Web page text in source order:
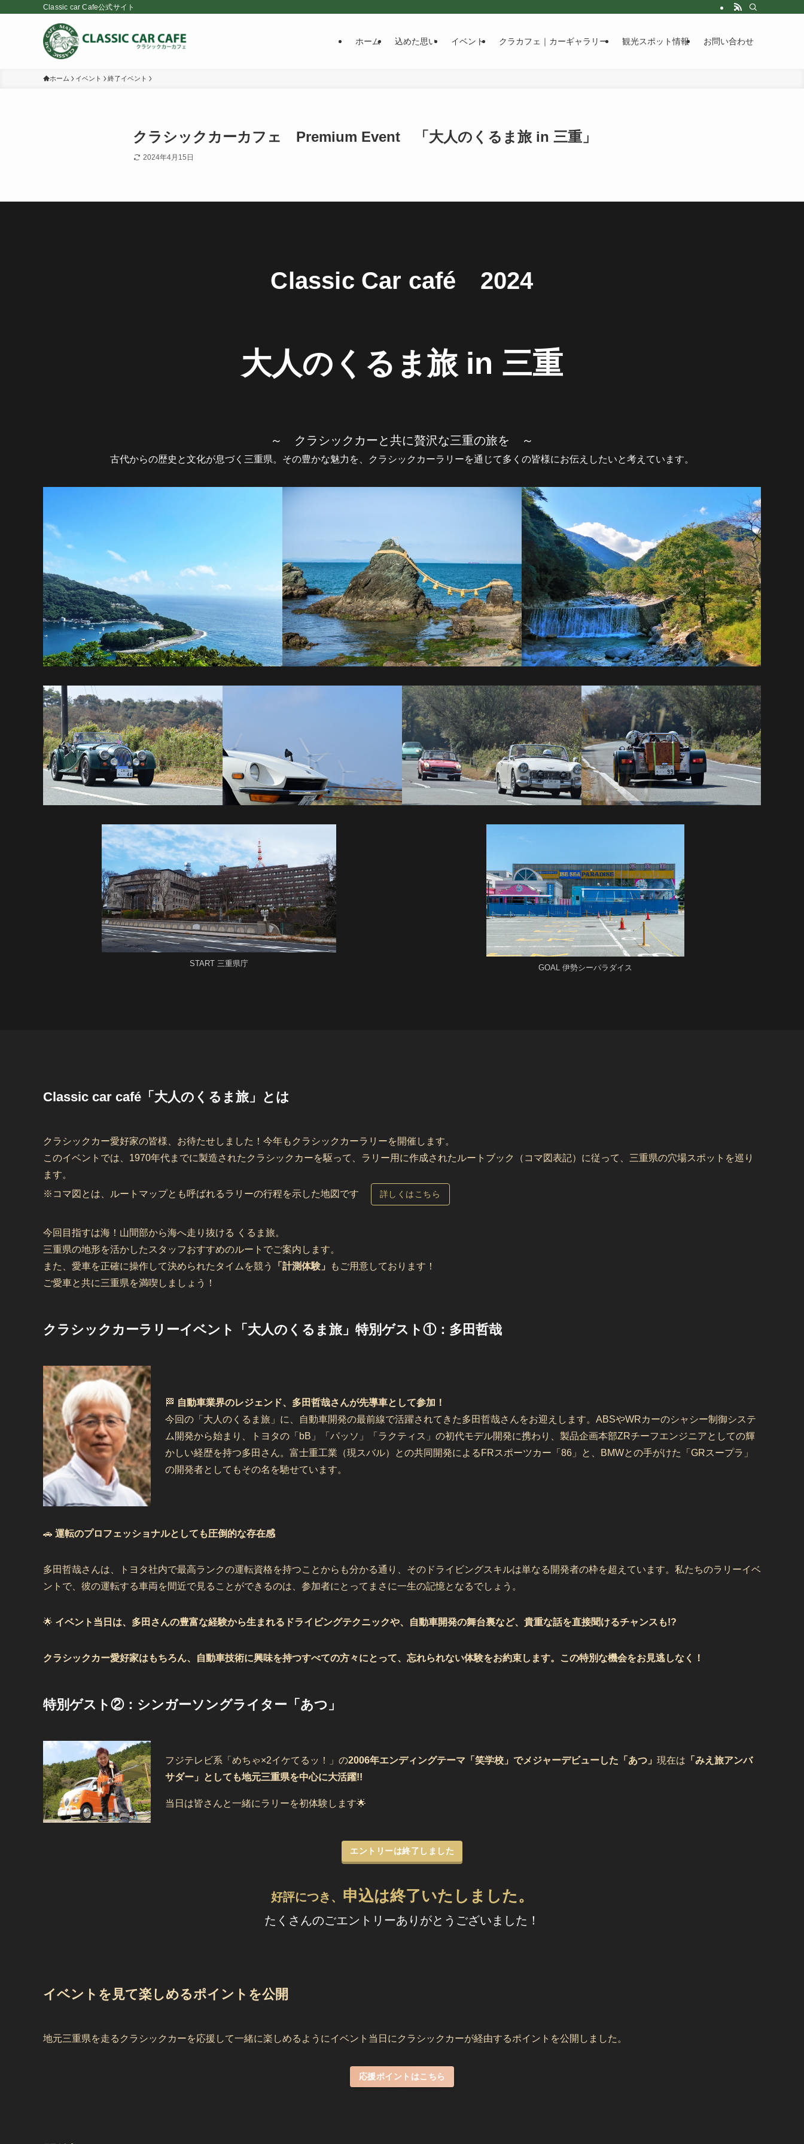
Classic car Cafe公式サイト
ホーム 込めた思い イベント クラカフェ｜カーギャラリー 観光スポット情報 お問い合わせ
ホーム イベント 終了イベント
クラシックカーカフェ Premium Event 「大人のくるま旅 in 三重」
2024年4月15日
Classic Car café 2024
大人のくるま旅 in 三重
～ クラシックカーと共に贅沢な三重の旅を ～
古代からの歴史と文化が息づく三重県。その豊かな魅力を、クラシックカーラリーを通じて多くの皆様にお伝えしたいと考えています。
START 三重県庁 GOAL 伊勢シーパラダイス
Classic car café「大人のくるま旅」とは
クラシックカー愛好家の皆様、お待たせしました！今年もクラシックカーラリーを開催します。
このイベントでは、1970年代までに製造されたクラシックカーを駆って、ラリー用に作成されたルートブック（コマ図表記）に従って、三重県の穴場スポットを巡り
ます。
※コマ図とは、ルートマップとも呼ばれるラリーの行程を示した地図です
詳しくはこちら
今回目指すは海！山間部から海へ走り抜ける くるま旅。
三重県の地形を活かしたスタッフおすすめのルートでご案内します。
また、愛車を正確に操作して決められたタイムを競う
「計測体験」
もご用意しております！
ご愛車と共に三重県を満喫しましょう！
クラシックカーラリーイベント「大人のくるま旅」特別ゲスト①：多田哲哉
🏁 自動車業界のレジェンド、多田哲哉さんが先導車として参加！
今回の「大人のくるま旅」に、自動車開発の最前線で活躍されてきた多田哲哉さんをお迎えします。ABSやWRカーのシャシー制御システ
ム開発から始まり、トヨタの「bB」「パッソ」「ラクティス」の初代モデル開発に携わり、製品企画本部ZRチーフエンジニアとしての輝
かしい経歴を持つ多田さん。富士重工業（現スバル）との共同開発によるFRスポーツカー「86」と、BMWとの手がけた「GRスープラ」
の開発者としてもその名を馳せています。
🚗 運転のプロフェッショナルとしても圧倒的な存在感
多田哲哉さんは、トヨタ社内で最高ランクの運転資格を持つことからも分かる通り、そのドライビングスキルは単なる開発者の枠を超えています。私たちのラリーイベ
ントで、彼の運転する車両を間近で見ることができるのは、参加者にとってまさに一生の記憶となるでしょう。
🌟 イベント当日は、多田さんの豊富な経験から生まれるドライビングテクニックや、自動車開発の舞台裏など、貴重な話を直接聞けるチャンスも!?
クラシックカー愛好家はもちろん、自動車技術に興味を持つすべての方々にとって、忘れられない体験をお約束します。この特別な機会をお見逃しなく！
特別ゲスト②：シンガーソングライター「あつ」
フジテレビ系「めちゃ×2イケてるッ！」の2006年エンディングテーマ「笑学校」でメジャーデビューした「あつ」 現在は 「みえ旅アンバ
サダー」としても地元三重県を中心に大活躍!!
当日は皆さんと一緒にラリーを初体験します🌟
エントリーは終了しました
好評につき、 申込は終了いたしました。
たくさんのごエントリーありがとうございました！
イベントを見て楽しめるポイントを公開
地元三重県を走るクラシックカーを応援して一緒に楽しめるようにイベント当日にクラシックカーが経由するポイントを公開しました。
応援ポイントはこちら